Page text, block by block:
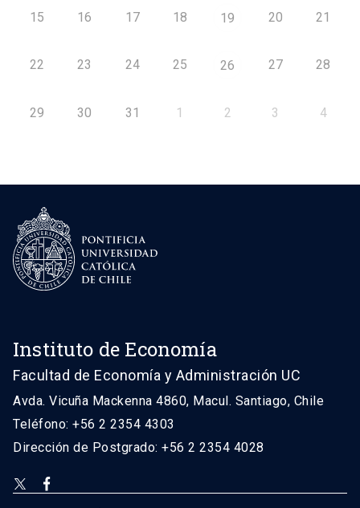
15 16 17 18 19 20 21
22 23 24 25 26 27 28
29 30 31 1 2 3 4
Instituto de Economía
Facultad de Economía y Administración UC
Avda. Vicuña Mackenna 4860, Macul. Santiago, Chile
Teléfono: +56 2 2354 4303
Dirección de Postgrado: +56 2 2354 4028